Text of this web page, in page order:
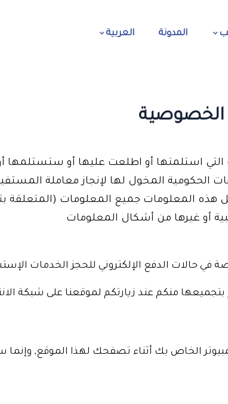
العربية المدونة
التي استلمتها أو اطلعت عليها أو
الحكومية المخول لها لإنجاز معاملة
هذه المعلومات جميع المعلومات (المتعلقة
أو غيرها من أشكال المعلومات
حالات الدفع الإلكتروني للحجز الخدمات
منكم عند زيارتكم لموقعنا على شبكة
الخاص بك أثناء تصفحك لهذا الموقع, وإنما